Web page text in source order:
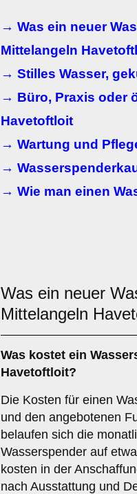
→ Was ein neuer
Mittelangeln
→ Stilles Wasser,
→ Büro, Praxis oder
Havetoftloit
→ Wartung und
→
→ Wie man einen
Was ein neuer
Mittelangeln
Was kostet ein
Havetoftloit?
Die Kosten für einen
und den angebotenen
belaufen sich die
Wasserspender auf
kosten in der
nach Ausstattung und